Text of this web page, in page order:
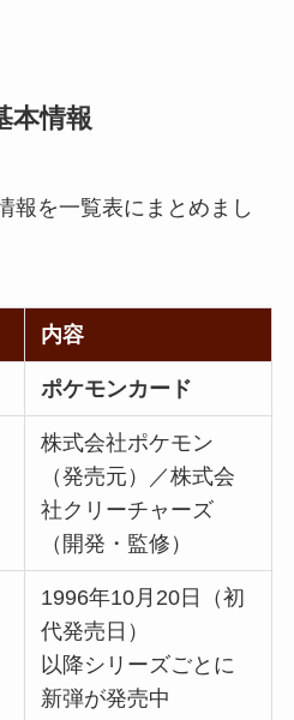
本情報
報を一覧表にまとめまし
内容
ポケモンカード
株式会社ポケモン
（発売元）／株式会
社クリーチャーズ
（開発・監修）
1996年10月20日（初
代発売日）
以降シリーズごとに
新弾が発売中